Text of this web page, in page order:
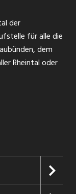
der
für alle die
dem
Rheintal oder